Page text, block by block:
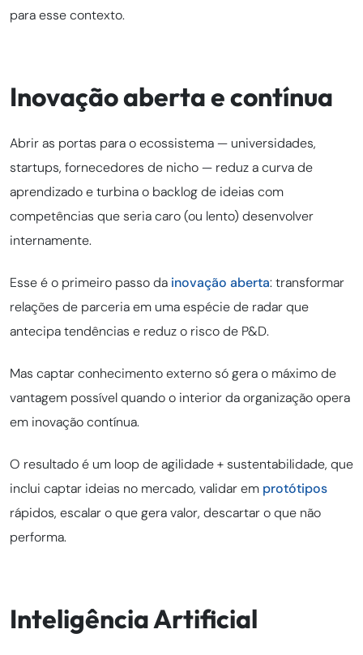
para esse contexto.
Inovação aberta e contínua
Abrir as portas para o ecossistema — universidades,
startups, fornecedores de nicho — reduz a curva de
aprendizado e turbina o backlog de ideias com
competências que seria caro (ou lento) desenvolver
internamente.
Esse é o primeiro passo da inovação aberta: transformar
relações de parceria em uma espécie de radar que
antecipa tendências e reduz o risco de P&D.
Mas captar conhecimento externo só gera o máximo de
vantagem possível quando o interior da organização opera
em inovação contínua.
O resultado é um loop de agilidade + sustentabilidade, que
inclui captar ideias no mercado, validar em protótipos
rápidos, escalar o que gera valor, descartar o que não
performa.
Inteligência Artificial